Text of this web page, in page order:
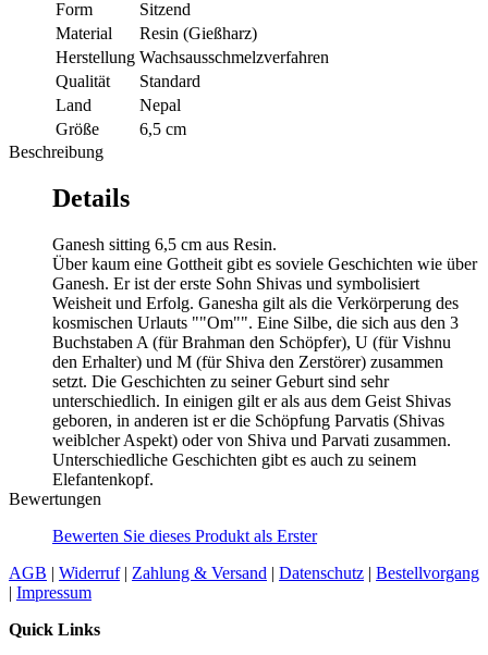
Form
Sitzend
Material
Resin (Gießharz)
Herstellung Wachsausschmelzverfahren
Qualität
Standard
Land
Nepal
Größe
6,5 cm
Beschreibung
Details
Ganesh sitting 6,5 cm aus Resin.
Über kaum eine Gottheit gibt es soviele Geschichten wie über
Ganesh. Er ist der erste Sohn Shivas und symbolisiert
Weisheit und Erfolg. Ganesha gilt als die Verkörperung des
kosmischen Urlauts ""Om"". Eine Silbe, die sich aus den 3
Buchstaben A (für Brahman den Schöpfer), U (für Vishnu
den Erhalter) und M (für Shiva den Zerstörer) zusammen
setzt. Die Geschichten zu seiner Geburt sind sehr
unterschiedlich. In einigen gilt er als aus dem Geist Shivas
geboren, in anderen ist er die Schöpfung Parvatis (Shivas
weiblcher Aspekt) oder von Shiva und Parvati zusammen.
Unterschiedliche Geschichten gibt es auch zu seinem
Elefantenkopf.
Bewertungen
Bewerten Sie dieses Produkt als Erster
AGB | Widerruf| Zahlung & Versand | Datenschutz | Bestellvorgang
| Impressum
Quick Links